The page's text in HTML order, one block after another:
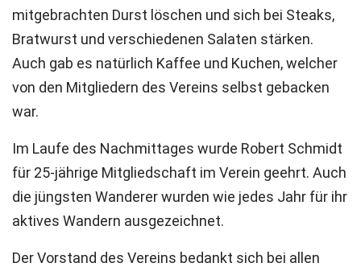
mitgebrachten Durst löschen und sich bei Steaks,
Bratwurst und verschiedenen Salaten stärken.
Auch gab es natürlich Kaffee und Kuchen, welcher
von den Mitgliedern des Vereins selbst gebacken
war.
Im Laufe des Nachmittages wurde Robert Schmidt
für 25-jährige Mitgliedschaft im Verein geehrt. Auch
die jüngsten Wanderer wurden wie jedes Jahr für ihr
aktives Wandern ausgezeichnet.
Der Vorstand des Vereins bedankt sich bei allen